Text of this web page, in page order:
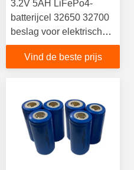
3.2V 5AH LiFePo4-
batterijcel 32650 32700
beslag voor elektrisch
voertuig met 2 wielen;
Vind de beste prijs